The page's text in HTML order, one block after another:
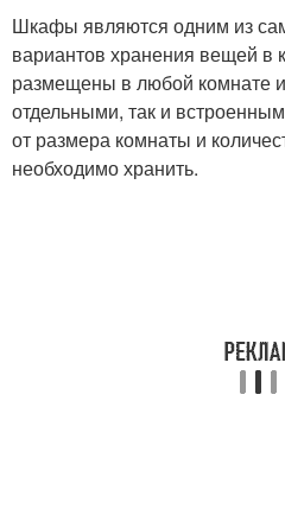
Шкафы являются одним из
вариантов хранения вещей в
размещены в любой комнате и
отдельными, так и
от размера комнаты и
необходимо хранить.